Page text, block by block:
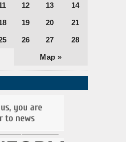
Мар »
12 13 14
19 20 21
26 27 28